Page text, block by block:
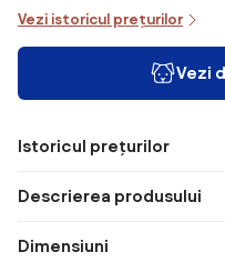
Vezi istoricul prețurilor
Vezi
Istoricul prețurilor
Descrierea produsului
Dimensiuni